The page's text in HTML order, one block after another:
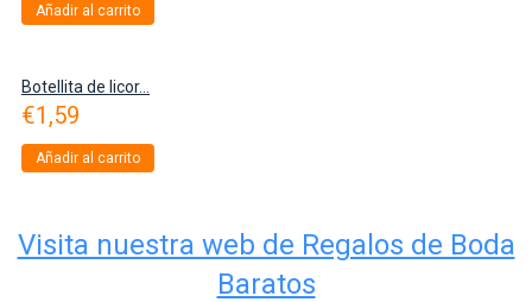
Añadir al carrito
Botellita de licor...
€1,59
Añadir al carrito
Visita nuestra web de Regalos de Boda
Baratos